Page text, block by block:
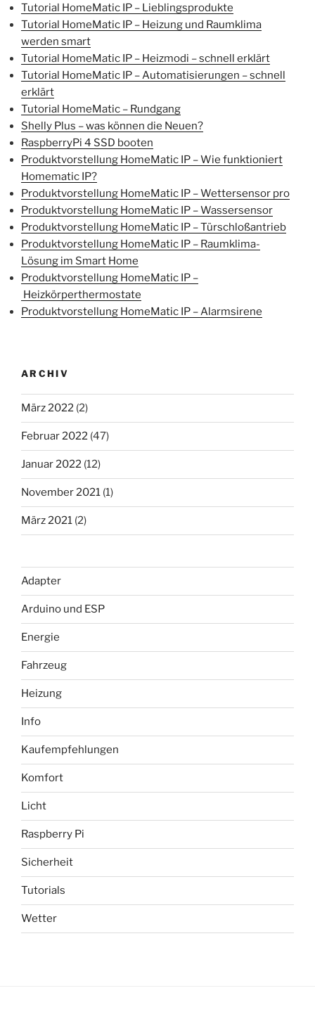
Tutorial HomeMatic IP – Lieblingsprodukte
Tutorial HomeMatic IP – Heizung und Raumklima
werden smart
Tutorial HomeMatic IP – Heizmodi – schnell erklärt
Tutorial HomeMatic IP – Automatisierungen – schnell
erklärt
Tutorial HomeMatic – Rundgang
Shelly Plus – was können die Neuen?
RaspberryPi 4 SSD booten
Produktvorstellung HomeMatic IP – Wie funktioniert
Homematic IP?
Produktvorstellung HomeMatic IP – Wettersensor pro
Produktvorstellung HomeMatic IP – Wassersensor
Produktvorstellung HomeMatic IP – Türschloßantrieb
Produktvorstellung HomeMatic IP – Raumklima-
Lösung im Smart Home
Produktvorstellung HomeMatic IP –
Heizkörperthermostate
Produktvorstellung HomeMatic IP – Alarmsirene
ARCHIV
März 2022 (2)
Februar 2022 (47)
Januar 2022 (12)
November 2021 (1)
März 2021 (2)
Adapter
Arduino und ESP
Energie
Fahrzeug
Heizung
Info
Kaufempfehlungen
Komfort
Licht
Raspberry Pi
Sicherheit
Tutorials
Wetter